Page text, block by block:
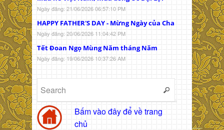
Ngày đăng: 21/06/2026 06:57:10 PM
HAPPY FATHER'S DAY - Mừng Ngày của Cha
Ngày đăng: 20/06/2026 11:04:42 PM
Tết Đoan Ngọ Mùng Năm tháng Năm
Ngày đăng: 19/06/2026 10:37:26 AM
Bấm vào đây để về trang
chủ